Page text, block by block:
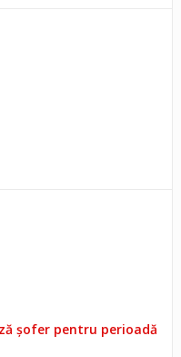
șofer pentru perioadă